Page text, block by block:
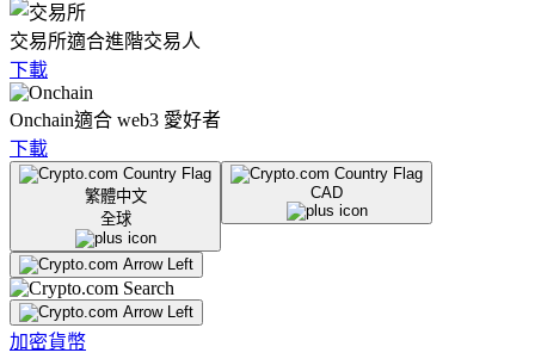
交易所適合進階交易人
下載
Onchain適合 web3 愛好者
下載
繁體中文
全球
CAD
加密貨幣